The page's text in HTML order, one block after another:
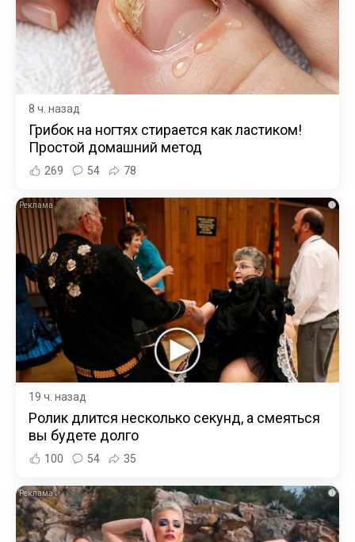
8 ч. назад
Грибок на ногтях стирается как ластиком!
Простой домашний метод
269 54 78
i
19 ч. назад
Ролик длится несколько секунд, а смеяться
вы будете долго
100 54 35
i